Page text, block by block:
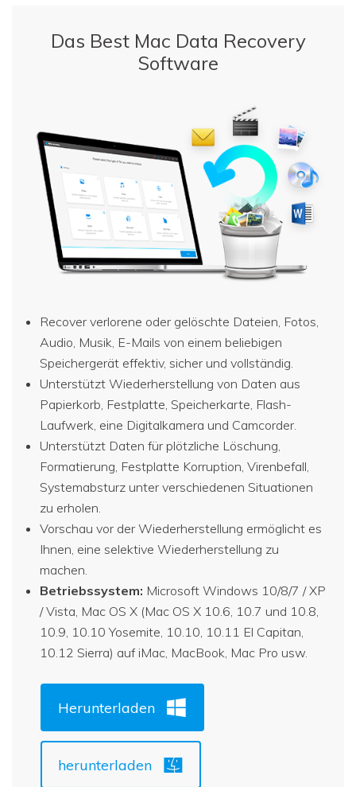
Das Best Mac Data Recovery
Software
Recover verlorene oder gelöschte Dateien, Fotos,
Audio, Musik, E-Mails von einem beliebigen
Speichergerät effektiv, sicher und vollständig.
Unterstützt Wiederherstellung von Daten aus
Papierkorb, Festplatte, Speicherkarte, Flash-
Laufwerk, eine Digitalkamera und Camcorder.
Unterstützt Daten für plötzliche Löschung,
Formatierung, Festplatte Korruption, Virenbefall,
Systemabsturz unter verschiedenen Situationen
zu erholen.
Vorschau vor der Wiederherstellung ermöglicht es
Ihnen, eine selektive Wiederherstellung zu
machen.
Betriebssystem: Microsoft Windows 10/8/7 / XP
/ Vista, Mac OS X (Mac OS X 10.6, 10.7 und 10.8,
10.9, 10.10 Yosemite, 10.10, 10.11 El Capitan,
10.12 Sierra) auf iMac, MacBook, Mac Pro usw.
Herunterladen
herunterladen